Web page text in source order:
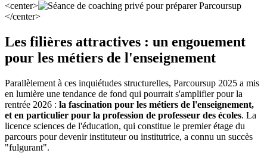
<center>
</center>
Les filières attractives : un engouement
pour les métiers de l'enseignement
Parallèlement à ces inquiétudes structurelles, Parcoursup 2025 a mis
en lumière une tendance de fond qui pourrait s'amplifier pour la
rentrée 2026 : la fascination pour les métiers de l'enseignement,
et en particulier pour la profession de professeur des écoles. La
licence sciences de l'éducation, qui constitue le premier étage du
parcours pour devenir instituteur ou institutrice, a connu un succès
"fulgurant".